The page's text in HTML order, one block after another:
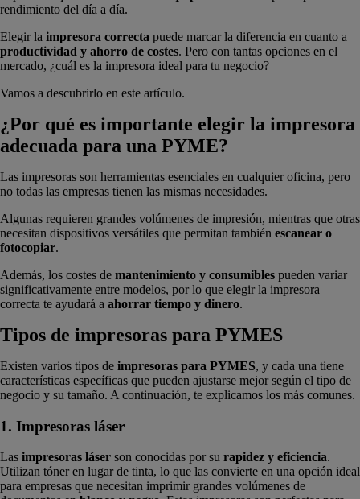
rendimiento del día a día.
Elegir la impresora correcta puede marcar la diferencia en cuanto a
productividad y ahorro de costes. Pero con tantas opciones en el
mercado, ¿cuál es la impresora ideal para tu negocio?
Vamos a descubrirlo en este artículo.
¿Por qué es importante elegir la impresora
adecuada para una PYME?
Las impresoras son herramientas esenciales en cualquier oficina, pero
no todas las empresas tienen las mismas necesidades.
Algunas requieren grandes volúmenes de impresión, mientras que otras
necesitan dispositivos versátiles que permitan también escanear o
fotocopiar.
Además, los costes de mantenimiento y consumibles pueden variar
significativamente entre modelos, por lo que elegir la impresora
correcta te ayudará a ahorrar tiempo y dinero.
Tipos de impresoras para PYMES
Existen varios tipos de impresoras para PYMES, y cada una tiene
características específicas que pueden ajustarse mejor según el tipo de
negocio y su tamaño. A continuación, te explicamos los más comunes.
1. Impresoras láser
Las impresoras láser son conocidas por su rapidez y eficiencia.
Utilizan tóner en lugar de tinta, lo que las convierte en una opción ideal
para empresas que necesitan imprimir grandes volúmenes de